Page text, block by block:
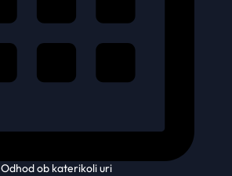
Odhod ob katerikoli uri